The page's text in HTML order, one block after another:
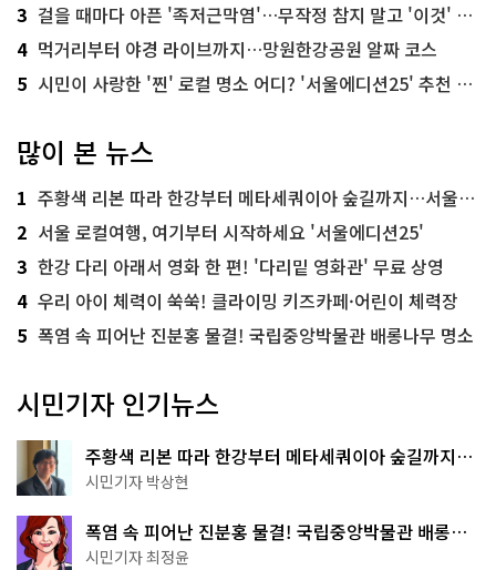
3 걸을 때마다 아픈 '족저근막염'…무작정 참지 말고 '이것' 해보세요!
4 먹거리부터 야경 라이브까지…망원한강공원 알짜 코스
5 시민이 사랑한 '찐' 로컬 명소 어디? '서울에디션25' 추천 코스
많이 본 뉴스
1 주황색 리본 따라 한강부터 메타세쿼이아 숲길까지…서울둘레길 15코스
2 서울 로컬여행, 여기부터 시작하세요 '서울에디션25'
3 한강 다리 아래서 영화 한 편! '다리밑 영화관' 무료 상영
4 우리 아이 체력이 쑥쑥! 클라이밍 키즈카페·어린이 체력장
5 폭염 속 피어난 진분홍 물결! 국립중앙박물관 배롱나무 명소
시민기자 인기뉴스
주황색 리본 따라 한강부터 메타세쿼이아 숲길까지…
서울둘레길 15코스
시민기자 박상현
폭염 속 피어난 진분홍 물결! 국립중앙박물관 배롱나
무 명소
시민기자 최정윤